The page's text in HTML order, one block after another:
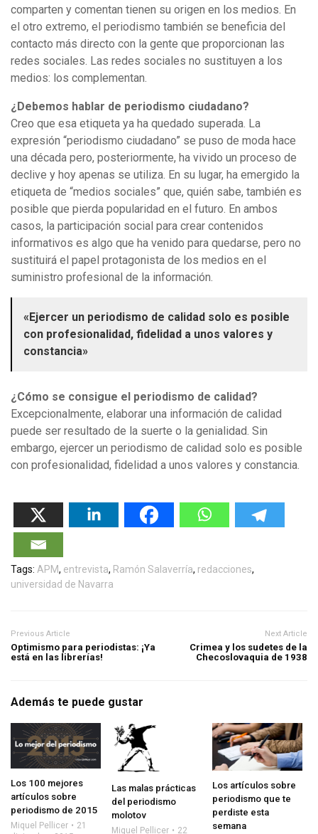
comparten y comentan tienen su origen en los medios. En
el otro extremo, el periodismo también se beneficia del
contacto más directo con la gente que proporcionan las
redes sociales. Las redes sociales no sustituyen a los
medios: los complementan.
¿Debemos hablar de periodismo ciudadano?
Creo que esa etiqueta ya ha quedado superada. La
expresión “periodismo ciudadano” se puso de moda hace
una década pero, posteriormente, ha vivido un proceso de
declive y hoy apenas se utiliza. En su lugar, ha emergido la
etiqueta de “medios sociales” que, quién sabe, también es
posible que pierda popularidad en el futuro. En ambos
casos, la participación social para crear contenidos
informativos es algo que ha venido para quedarse, pero no
sustituirá el papel protagonista de los medios en el
suministro profesional de la información.
«Ejercer un periodismo de calidad solo es posible
con profesionalidad, fidelidad a unos valores y
constancia»
¿Cómo se consigue el periodismo de calidad?
Excepcionalmente, elaborar una información de calidad
puede ser resultado de la suerte o la genialidad. Sin
embargo, ejercer un periodismo de calidad solo es posible
con profesionalidad, fidelidad a unos valores y constancia.
Tags: APM, entrevista, Ramón Salaverría, redacciones,
universidad de Navarra
Previous Article
Optimismo para periodistas: ¡Ya
está en las librerías!
Next Article
Crimea y los sudetes de la
Checoslovaquia de 1938
Además te puede gustar
Los 100 mejores
artículos sobre
periodismo de 2015
Miquel Pellicer
21
Las malas prácticas
del periodismo
molotov
Miquel Pellicer 22
Los artículos sobre
periodismo que te
perdiste esta
semana